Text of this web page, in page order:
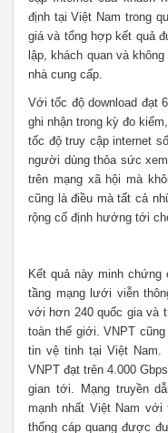
định tại Việt Nam trong
giá và tổng hợp kết quả
lập, khách quan và
nhà cung cấp.
Với tốc độ download đạt
ghi nhận trong kỳ đo
tốc độ truy cập internet
người dùng thỏa sức
trên mạng xã hội mà
cũng là điều mà tất cả
rộng cố định hướng tới
Kết quả này minh
tầng mạng lưới viễn
với hơn 240 quốc gia và
toàn thế giới. VNPT
tin vệ tinh tại Việt Nam.
VNPT đạt trên 4.000
gian tới. Mạng truyền
mạnh nhất Việt Nam với
thống cáp quang được